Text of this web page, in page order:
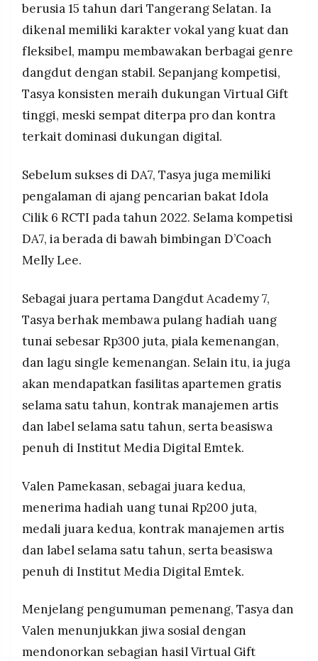
berusia 15 tahun dari Tangerang Selatan. Ia
dikenal memiliki karakter vokal yang kuat dan
fleksibel, mampu membawakan berbagai genre
dangdut dengan stabil. Sepanjang kompetisi,
Tasya konsisten meraih dukungan Virtual Gift
tinggi, meski sempat diterpa pro dan kontra
terkait dominasi dukungan digital.
Sebelum sukses di DA7, Tasya juga memiliki
pengalaman di ajang pencarian bakat Idola
Cilik 6 RCTI pada tahun 2022. Selama kompetisi
DA7, ia berada di bawah bimbingan D’Coach
Melly Lee.
Sebagai juara pertama Dangdut Academy 7,
Tasya berhak membawa pulang hadiah uang
tunai sebesar Rp300 juta, piala kemenangan,
dan lagu single kemenangan. Selain itu, ia juga
akan mendapatkan fasilitas apartemen gratis
selama satu tahun, kontrak manajemen artis
dan label selama satu tahun, serta beasiswa
penuh di Institut Media Digital Emtek.
Valen Pamekasan, sebagai juara kedua,
menerima hadiah uang tunai Rp200 juta,
medali juara kedua, kontrak manajemen artis
dan label selama satu tahun, serta beasiswa
penuh di Institut Media Digital Emtek.
Menjelang pengumuman pemenang, Tasya dan
Valen menunjukkan jiwa sosial dengan
mendonorkan sebagian hasil Virtual Gift